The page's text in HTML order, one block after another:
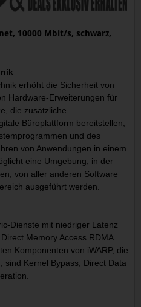
10000 Mbit/s, schwarz,
erhöht die Sicherheit von
Hardware-Erweiterungen für
die zusätzliche
Büroplattform bereitstellen,
und des
von Anwendungen in einem
eine Umgebung, in der
von aller anderen Software
ausgeführt werden.
Dienste mit niedriger Latenz
Memory Access RDMA
Komponenten von iWARP, die
sind Kernel Bypass, Direct Data